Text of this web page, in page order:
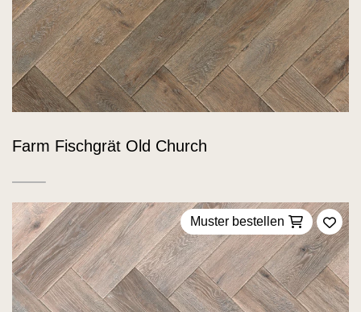
Farm Fischgrät Old Church
Muster bestellen
Zu